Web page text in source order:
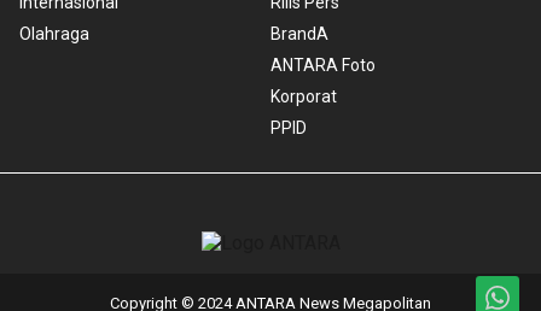
Olahraga
BrandA
ANTARA Foto
Korporat
PPID
Copyright © 2024 ANTARA News Megapolitan